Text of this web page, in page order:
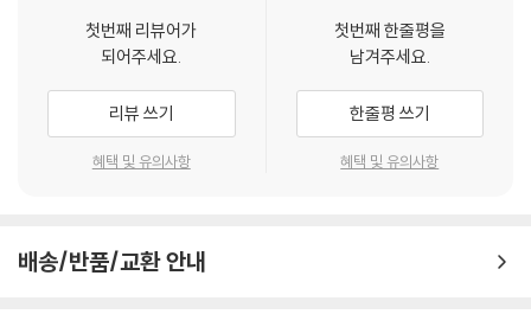
나 따라할 수 있는 기술에 대해 설명한다. 사케에 대해 가졌던 모든 궁금증
을 풀어줄 것이다. 저자는 최고의 식중주인 사케를 자유롭게 마시면서 즐
기라고 말한다. 단순히 비싸고 맛이 농후한 사케가 아닌, 유명 브랜드가 아
니더라도 자신에게 맞는 최상의 사케를 찾는 것이 중요하다고 한다. 이 책
은 독자들이 스스로에게 제일 맛있는 최상의 사케를 만날 수 있도록 도와
알고 싶어 하는 모든 분들에게 든든한 가이드 역할을 해줄 것이다.
첫번째 리뷰어가
되어주세요.
리뷰 쓰기
혜택 및 유의사항
첫번째 한줄평을
남겨주세요.
한줄평 쓰기
혜택 및 유의사항
배송/반품/교환 안내